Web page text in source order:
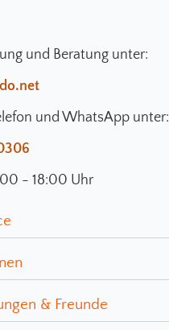
und Beratung unter:
und WhatsApp unter:
- 18:00 Uhr
& Freunde